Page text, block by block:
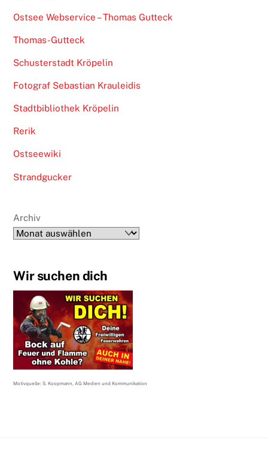
Ostsee Webservice – Thomas Gutteck
Thomas-Gutteck
Schusterstadt Kröpelin
Fotograf Sebastian Krauleidis
Stadtbibliothek Kröpelin
Rerik
Ostseewiki
Strandgucker
Archiv
Wir suchen dich
Motivquelle: S. Koopmann, AG Medien und Kommunikation